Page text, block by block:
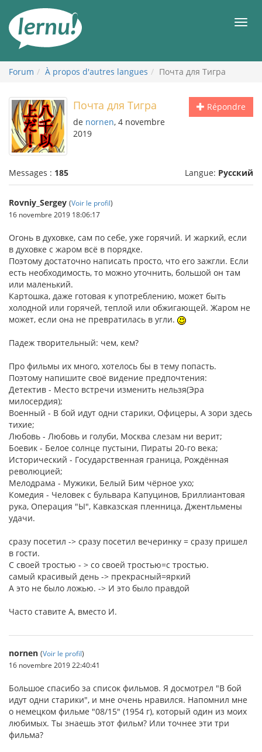
contenu
Forum À propos d'autres langues Почта для Тигра
Répondre
Почта для Тигра
de nornen, 4 novembre
2019
Messages : 185 Langue: Русский
Rovniy_Sergey (Voir le profil)
16 novembre 2019 18:06:17
Огонь в духовке, сам по себе, уже горячий. И жаркий, если
в духовке с жаром всё в порядке.
Поэтому достаточно написать просто, что его зажгли. Если
есть необходимость, то можно уточнить, большой он там
или маленький.
Картошка, даже готовая к употреблению, может быть
холодной или горячей, теплой или обжигающей. Жаром не
может, если она не превратилась в угли.
Падеж творительный: чем, кем?
Про фильмы их много, хотелось бы в тему попасть.
Поэтому напишите своё видение предпочтения:
Детектив - Место встречи изменить нельзя(Эра
милосердия);
Военный - В бой идут одни старики, Офицеры, А зори здесь
тихие;
Любовь - Любовь и голуби, Москва слезам ни верит;
Боевик - Белое солнце пустыни, Пираты 20-го века;
Исторический - Государственная граница, Рождённая
революцией;
Мелодрама - Мужики, Белый Бим чёрное ухо;
Комедия - Человек с бульвара Капуцинов, Бриллиантовая
рука, Операция "Ы", Кавказская пленница, Джентльмены
удачи.
сразу посетил -> сразу посетил вечеринку = сразу пришел
в гости.
С своей тростью - > со своей тростью=с тростью.
самый красивый день -> прекрасный=яркий
А это не было ложью. -> И это было правдой
Часто ставите А, вместо И.
nornen (Voir le profil)
16 novembre 2019 22:40:41
Большое спасибо за список фильмов. Я досмотрел "В бой
идут одни старики", и мне очень нравился. Напомнил мне
о немецком фильме "08/15" (1954 г), который один из моих
любимых. Ты знаешь этот фильм? Или точнее эти три
фильма?